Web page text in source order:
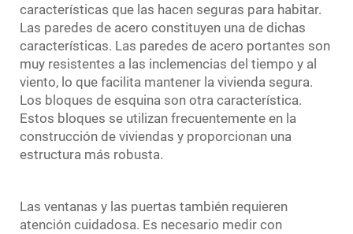
características que las hacen seguras para habitar.
Las paredes de acero constituyen una de dichas
características. Las paredes de acero portantes son
muy resistentes a las inclemencias del tiempo y al
viento, lo que facilita mantener la vivienda segura.
Los bloques de esquina son otra característica.
Estos bloques se utilizan frecuentemente en la
construcción de viviendas y proporcionan una
estructura más robusta.
Las ventanas y las puertas también requieren
atención cuidadosa. Es necesario medir con